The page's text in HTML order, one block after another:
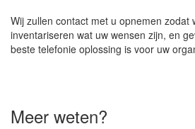
Wij zullen contact met u opnemen zodat
inventariseren wat uw wensen zijn, en
beste telefonie oplossing is voor uw
Meer weten?